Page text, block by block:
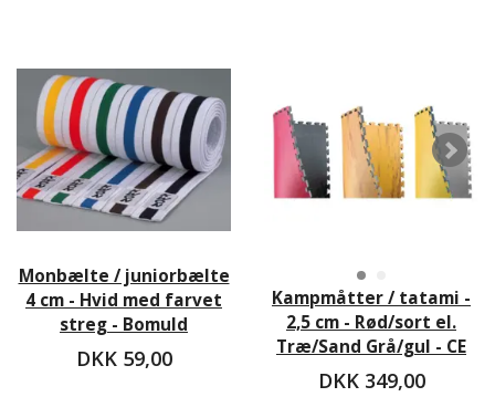
Monbælte / juniorbælte
4 cm - Hvid med farvet
streg - Bomuld
DKK 59,00
Kampmåtter / tatami -
2,5 cm - Rød/sort el.
Træ/Sand Grå/gul - CE
DKK 349,00